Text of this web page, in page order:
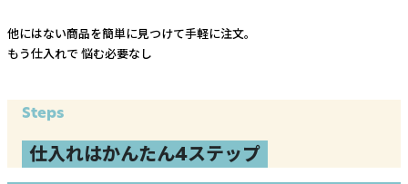
他にはない商品を簡単に見つけて手軽に注文。
もう仕入れで 悩む必要なし
Steps
仕入れはかんたん4ステップ